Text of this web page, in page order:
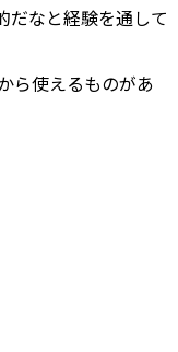
だなと経験を通して
ら使えるものがあ